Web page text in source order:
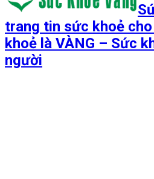
trang tin sức khoẻ
khoẻ là VÀNG – Sức
người